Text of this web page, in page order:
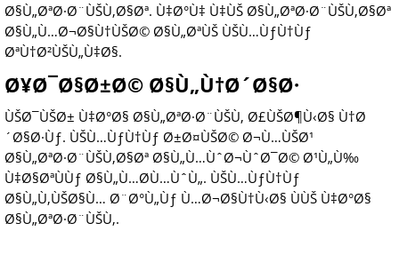
Ø§Ù„ØªØ·Ø¨ÙŠÙ‚Ø§Øª. Ù‡Ø°Ù‡ Ù‡ÙŠ Ø§Ù„ØªØ·Ø¨ÙŠÙ‚Ø§Øª
Ø§Ù„Ù…Ø¬Ø§Ù†ÙŠØ© Ø§Ù„ØªÙŠ ÙŠÙ…ÙƒÙ†Ùƒ
ØªÙ†Ø²ÙŠÙ„Ù‡Ø§.
Ø¥Ø¯Ø§Ø±Ø© Ø§Ù„Ù†Ø´Ø§Ø·
ÙŠØ¯ÙŠØ± Ù‡Ø°Ø§ Ø§Ù„ØªØ·Ø¨ÙŠÙ‚ Ø£ÙŠØ¶Ù‹Ø§ Ù†Ø
´Ø§Ø·Ùƒ. ÙŠÙ…ÙƒÙ†Ùƒ Ø±Ø¤ÙŠØ© Ø¬Ù…ÙŠØ¹
Ø§Ù„ØªØ·Ø¨ÙŠÙ‚Ø§Øª Ø§Ù„Ù…ÙˆØ¬ÙˆØ¯Ø© Ø¹Ù„Ù‰
Ù‡Ø§ØªÙÙƒ Ø§Ù„Ù…Ø­Ù…ÙˆÙ„. ÙŠÙ…ÙƒÙ†Ùƒ
Ø§Ù„Ù‚ÙŠØ§Ù… Ø¨Ø°Ù„Ùƒ Ù…Ø¬Ø§Ù†Ù‹Ø§ ÙÙŠ Ù‡Ø°Ø§
Ø§Ù„ØªØ·Ø¨ÙŠÙ‚.